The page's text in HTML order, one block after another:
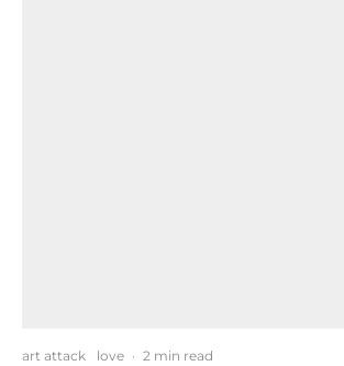
art attack love · 2 min read